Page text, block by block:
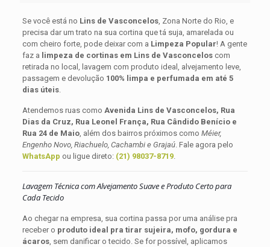
Se você está no Lins de Vasconcelos, Zona Norte do Rio, e
precisa dar um trato na sua cortina que tá suja, amarelada ou
com cheiro forte, pode deixar com a Limpeza Popular! A gente
faz a limpeza de cortinas em Lins de Vasconceloscom
retirada no local, lavagem com produto ideal, alvejamento leve,
passagem e devolução 100% limpa e perfumada em até 5
dias úteis.
Atendemos ruas como Avenida Lins de Vasconcelos, Rua
Dias da Cruz, Rua Leonel França, Rua Cândido Benício e
Rua 24 de Maio, além dos bairros próximos como Méier,
Engenho Novo, Riachuelo, Cachambi e Grajaú. Fale agora pelo
WhatsApp ou ligue direto: (21) 98037-8719.
Lavagem Técnica com Alvejamento Suave e Produto Certo para
Cada Tecido
Ao chegar na empresa, sua cortina passa por uma análise pra
receber o produto ideal pra tirar sujeira, mofo, gordura e
ácaros, sem danificar o tecido. Se for possível, aplicamos